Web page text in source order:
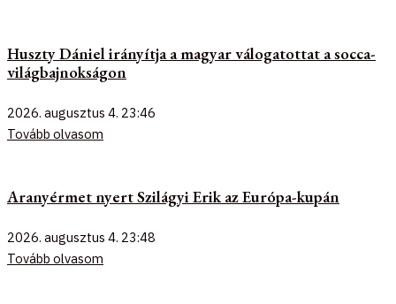
Huszty Dániel irányítja a magyar válogatottat a socca-
világbajnokságon
2026. augusztus 4. 23:46
Tovább olvasom
Aranyérmet nyert Szilágyi Erik az Európa-kupán
2026. augusztus 4. 23:48
Tovább olvasom